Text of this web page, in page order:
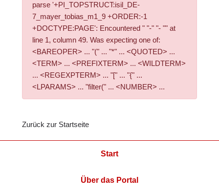
parse '+PI_TOPSTRUCT:isil_DE-
7_mayer_tobias_m1_9 +ORDER:-1
+DOCTYPE:PAGE': Encountered " "-" "- "" at
line 1, column 49. Was expecting one of:
<BAREOPER> ... "(" ... "*" ... <QUOTED> ...
<TERM> ... <PREFIXTERM> ... <WILDTERM>
... <REGEXPTERM> ... "[" ... "{" ...
<LPARAMS> ... "filter(" ... <NUMBER> ...
Zurück zur Startseite
Start
Über das Portal